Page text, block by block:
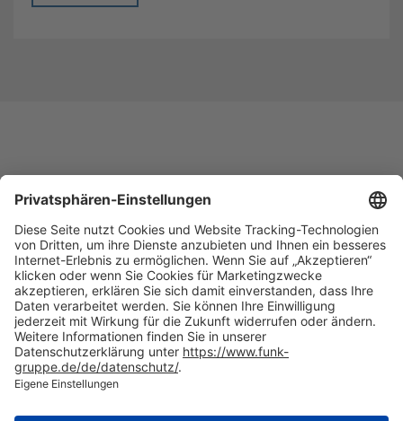
NACH OBEN
Die beste Empfehlung. Funk.
+49 40 35914-0
Zentrale Hamburg, Valentinskamp 20, 20354 Hamburg
Standorte